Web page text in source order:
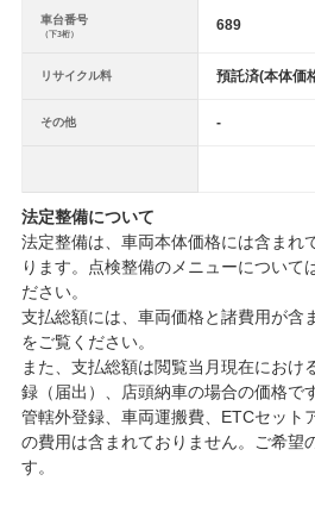
車台番号
（下3桁）
689
リサイクル料 預託済(本体価
その他 -
法定整備について
法定整備は、車両本体価格には含まれ
ります。点検整備のメニューについて
ださい。
支払総額には、車両価格と諸費用が含
をご覧ください。
また、支払総額は閲覧当月現在におけ
録（届出）、店頭納車の場合の価格で
管轄外登録、車両運搬費、ETCセット
の費用は含まれておりません。ご希望
す。